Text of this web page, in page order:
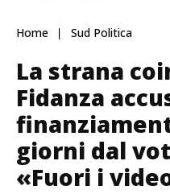
Home Sud Politica
La strana
Fidanza
giorni dal
«Fuori i